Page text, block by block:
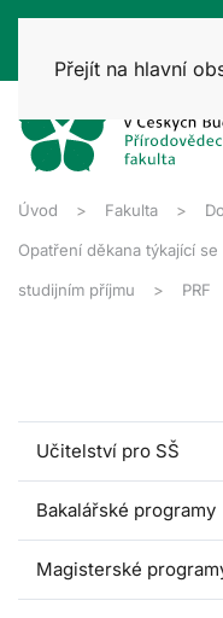
Přejít na hlavní
Úvod Fakulta
Opatření děkana týkající
studijním příjmu PRF
Učitelství pro SŠ
Bakalářské programy
Magisterské